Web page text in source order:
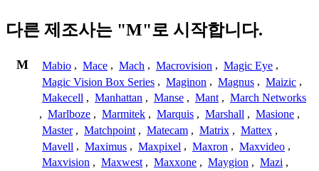
다른 제조사는 "M"로 시작합니다.
M Mabio , Mace , Mach , Macrovision , Magic Eye ,
Magic Vision Box Series , Maginon , Magnus , Maizic ,
Makecell , Manhattan , Manse , Mant , March Networks
, Marlboze , Marmitek , Marquis , Marshall , Masione ,
Master , Matchpoint , Matecam , Matrix , Mattex ,
Mavell , Maximus , Maxpixel , Maxron , Maxvideo ,
Maxvision , Maxwest , Maxxone , Maygion , Mazi ,